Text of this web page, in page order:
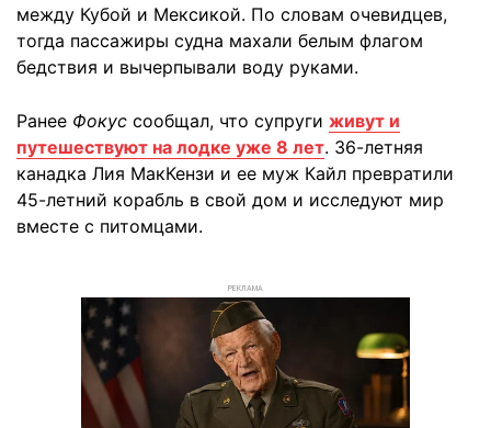
между Кубой и Мексикой. По словам очевидцев,
тогда пассажиры судна махали белым флагом
бедствия и вычерпывали воду руками.
Ранее Фокус сообщал, что супруги живут и
путешествуют на лодке уже 8 лет. 36-летняя
канадка Лия МакКензи и ее муж Кайл превратили
45-летний корабль в свой дом и исследуют мир
вместе с питомцами.
РЕКЛАМА